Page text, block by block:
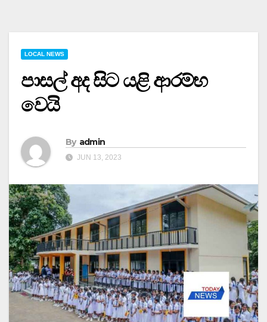
LOCAL NEWS
පාසල් අද සිට යළි ආරම්භ
වෙයි
By admin
JUN 13, 2023